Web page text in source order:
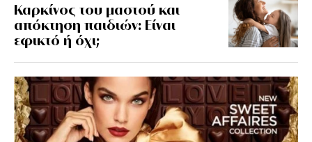
Καρκίνος του μαστού και
απόκτηση παιδιών: Είναι
εφικτό ή όχι;